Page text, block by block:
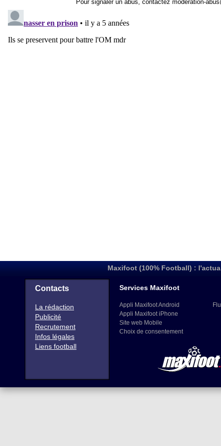
Pour signaler un abus, contactez moderation-
Maxifoot (100% Football) :
Contacts
La rédaction
Publicité
Recrutement
Infos légales
Liens football
Services Maxifoot
Appli Maxifoot Android
Appli Maxifoot iPhone
Site web Mobile
Choix de consentement